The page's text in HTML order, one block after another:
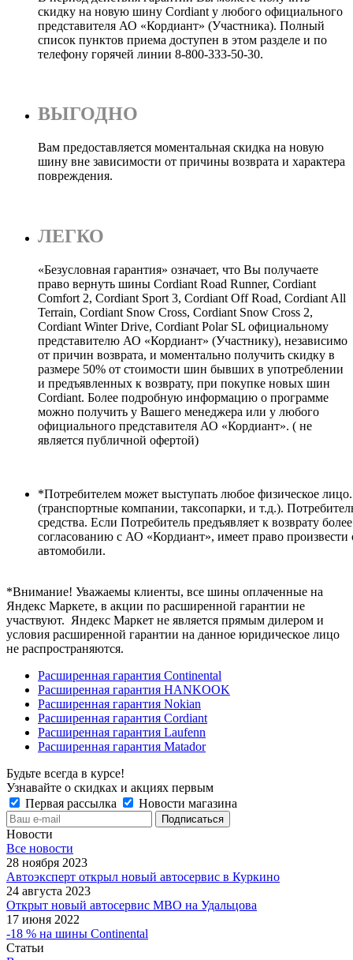
скидку на новую шину Cordiant у любого официального
представителя АО «Кордиант» (Участника). Полный
список пунктов приема доступен в этом разделе и по
телефону горячей линии 8-800-333-50-30.
ВЫГОДНО
Вам предоставляется моментальная скидка на новую
шину вне зависимости от причины возврата и характера
повреждения.
ЛЕГКО
«Безусловная гарантия» означает, что Вы получаете
право вернуть шины Cordiant Road Runner, Cordiant
Comfort 2, Cordiant Sport 3, Cordiant Off Road, Cordiant All
Terrain, Cordiant Snow Cross, Cordiant Snow Cross 2,
Cordiant Winter Drive, Cordiant Polar SL официальному
представителю АО «Кордиант» (Участнику), независимо
от причин возврата, и моментально получить скидку в
размере 50% от стоимости шин бывших в употреблении
и предъявленных к возврату, при покупке новых шин
Cordiant. Более подробную информацию о программе
можно получить у Вашего менеджера или у любого
официального представителя АО «Кордиант». ( не
является публичной офертой)
*Потребителем может выступать любое физическое
(транспортные компании, таксопарки, и т.д.).
средства. Если Потребитель предъявляет к возврату
согласованию с АО «Кордиант», имеет право
автомобили.
*Внимание! Уважаемы клиенты, все шины оплаченные на
Яндекс Маркете, в акции по расширенной гарантии не
участвуют. Яндекс Маркет не является прямым дилером и
условия расширенной гарантии на данное юридическое лицо
не распространяются.
Расширенная гарантия Continental
Расширенная гарантия HANKOOK
Расширенная гарантия Nokian
Расширенная гарантия Cordiant
Расширенная гарантия Laufenn
Расширенная гарантия Matador
Будьте всегда в курсе!
Узнавайте о скидках и акциях первым
Первая рассылка
Новости магазина
Новости
Все новости
28 ноября 2023
Автоэксперт открыл новый автосервис в Куркино
24 августа 2023
Открыт новый автосервис МВО на Удальцова
17 июня 2022
-18 % на шины Continental
Статьи